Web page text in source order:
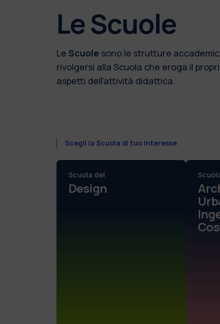
Le Scuole
Le Scuole sono le strutture
rivolgersi alla Scuola che eroga il
aspetti dell'attività didattica.
Scegli la Scuola di tuo interesse
Scuola del
Design